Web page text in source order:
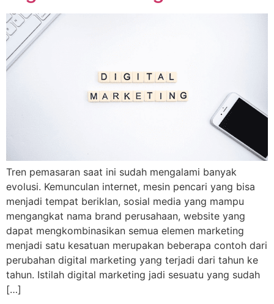
Tren pemasaran saat ini sudah mengalami banyak
evolusi. Kemunculan internet, mesin pencari yang bisa
menjadi tempat beriklan, sosial media yang mampu
mengangkat nama brand perusahaan, website yang
dapat mengkombinasikan semua elemen marketing
menjadi satu kesatuan merupakan beberapa contoh dari
perubahan digital marketing yang terjadi dari tahun ke
tahun. Istilah digital marketing jadi sesuatu yang sudah
[…]